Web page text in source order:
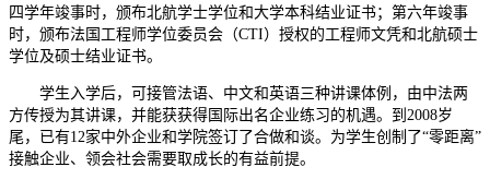
四学年竣事时，颁布北航学士学位和大学本科结业证书；第六年竣事
时，颁布法国工程师学位委员会（CTI）授权的工程师文凭和北航硕士
学位及硕士结业证书。
学生入学后，可接管法语、中文和英语三种讲课体例，由中法两
方传授为其讲课，并能获获得国际出名企业练习的机遇。到2008岁
尾，已有12家中外企业和学院签订了合做和谈。为学生创制了“零距离”
接触企业、领会社会需要取成长的有益前提。